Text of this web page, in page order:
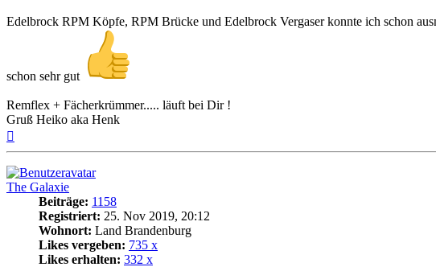
Edelbrock RPM Köpfe, RPM Brücke und Edelbrock Vergaser konnte ich schon
schon sehr gut
Remflex + Fächerkrümmer..... läuft bei Dir !
Gruß Heiko aka Henk
The Galaxie
Beiträge: 1158
Registriert: 25. Nov 2019, 20:12
Wohnort: Land Brandenburg
Likes vergeben: 735 x
Likes erhalten: 332 x